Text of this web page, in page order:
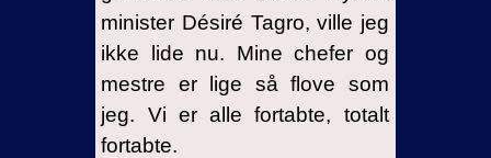
minister Désiré Tagro, ville jeg
ikke lide nu. Mine chefer og
mestre er lige så flove som
jeg. Vi er alle fortabte, totalt
fortabte.